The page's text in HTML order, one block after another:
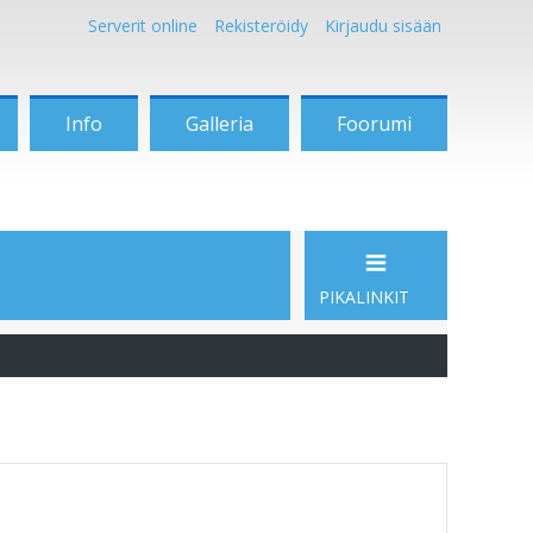
Serverit online Rekisteröidy Kirjaudu sisään
Info Galleria Foorumi
PIKALINKIT